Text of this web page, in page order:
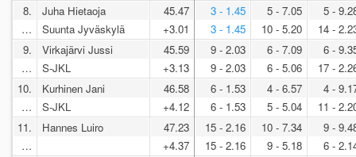
8.
…
Juha Hietaoja
Suunta Jyväskylä
45.47
+3.01
3 - 1.45
3 - 1.45
5 - 7.05
10 - 5.20
5 -
14 -
9.
…
Virkajärvi Jussi
S-JKL
45.59
+3.13
9 - 2.03
9 - 2.03
6 - 7.09
6 - 5.06
6 -
17 -
10.
…
Kurhinen Jani
S-JKL
46.58
+4.12
6 - 1.53
6 - 1.53
4 - 6.57
5 - 5.04
4 -
11 -
11.
…
Hannes Luiro
47.23
+4.37
15 - 2.16
15 - 2.16
10 - 7.34
9 - 5.18
9 -
6 -